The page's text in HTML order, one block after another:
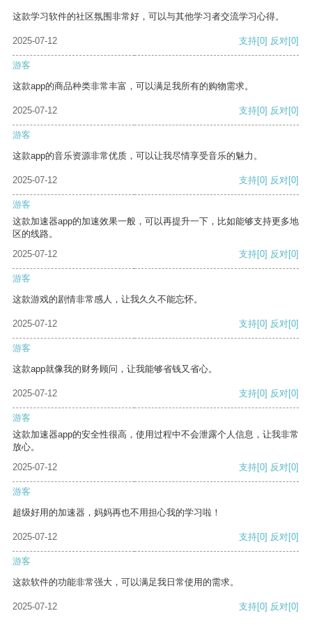
这款学习软件的社区氛围非常好，可以与其他学习者交流学习心得。
2025-07-12 支持[0] 反对[0]
游客
这款app的商品种类非常丰富，可以满足我所有的购物需求。
2025-07-12 支持[0] 反对[0]
游客
这款app的音乐资源非常优质，可以让我尽情享受音乐的魅力。
2025-07-12 支持[0] 反对[0]
游客
这款加速器app的加速效果一般，可以再提升一下，比如能够支持更多地
区的线路。
2025-07-12
支持[0] 反对[0]
游客
这款游戏的剧情非常感人，让我久久不能忘怀。
2025-07-12 支持[0] 反对[0]
游客
这款app就像我的财务顾问，让我能够省钱又省心。
2025-07-12 支持[0] 反对[0]
游客
这款加速器app的安全性很高，使用过程中不会泄露个人信息，让我非常
放心。
2025-07-12
支持[0] 反对[0]
游客
超级好用的加速器，妈妈再也不用担心我的学习啦！
2025-07-12 支持[0] 反对[0]
游客
这款软件的功能非常强大，可以满足我日常使用的需求。
2025-07-12 支持[0] 反对[0]